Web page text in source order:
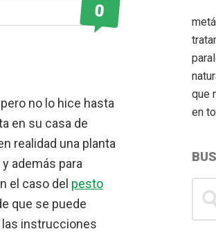
0
no lo hice hasta
en su casa de
realidad una planta
además para
el caso del pesto
que se puede
instrucciones
que
en
for...